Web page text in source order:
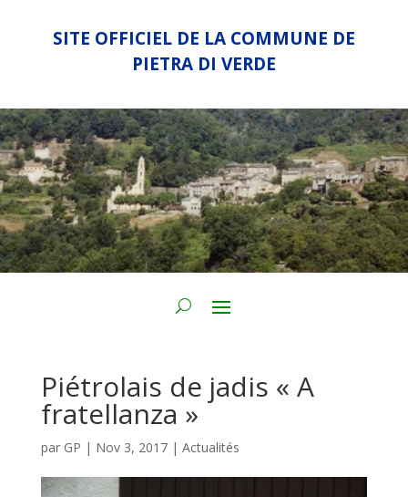
SITE OFFICIEL DE LA COMMUNE DE
PIETRA DI VERDE
Piétrolais de jadis « A
fratellanza »
par GP | Nov 3, 2017| Actualités